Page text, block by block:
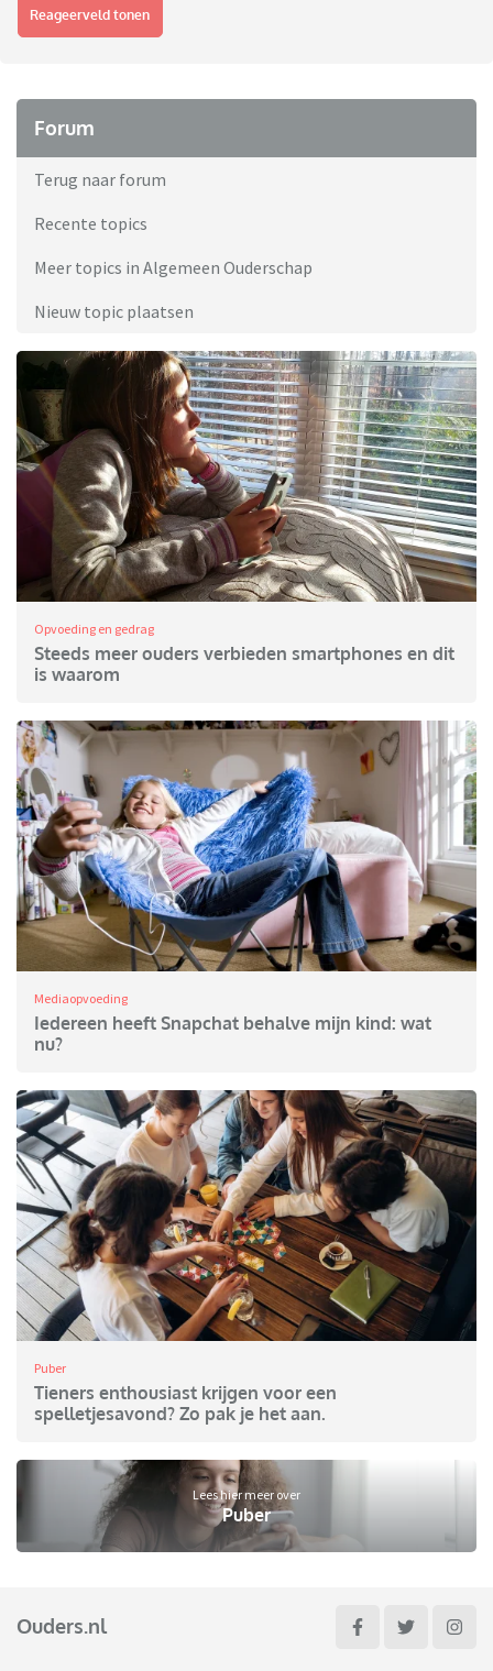
Reageerveld tonen
Forum
Terug naar forum
Recente topics
Meer topics in Algemeen Ouderschap
Nieuw topic plaatsen
Opvoeding en gedrag
Steeds meer ouders verbieden smartphones en dit
is waarom
Mediaopvoeding
Iedereen heeft Snapchat behalve mijn kind: wat
nu?
Puber
Tieners enthousiast krijgen voor een
spelletjesavond? Zo pak je het aan.
Lees hier meer over
Puber
Ouders.nl